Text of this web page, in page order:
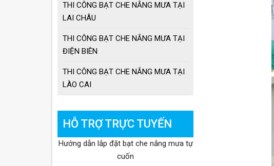
THI CÔNG BẠT CHE NẮNG MƯA TẠI
LAI CHÂU
THI CÔNG BẠT CHE NẮNG MƯA TẠI
ĐIỆN BIÊN
THI CÔNG BẠT CHE NẮNG MƯA TẠI
LÀO CAI
HỖ TRỢ TRỰC TUYẾN
Hướng dẫn lắp đặt bạt che nắng mưa tự
cuốn